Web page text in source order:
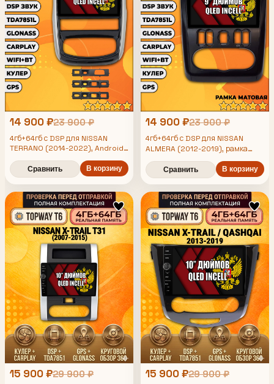
14 900 ₽23 900 ₽
4гб+64гб с DSP для NISSAN
TERRANO (2014-2022), Android
магнитола, без слота под симку,
усилитель звука TDA7851 и
поддержка 360 камер
Сравнить В корзину
14 900 ₽23 900 ₽
4гб+64гб с DSP для NISSAN
ALMERA (2012-2019), рамка
черная матовая, Android
магнитола, без слота под симку,
усилитель звука TDA7851 и
поддержка 360 камер
Сравнить В корзину
15 900 ₽29 900 ₽ 15 900 ₽29 900 ₽